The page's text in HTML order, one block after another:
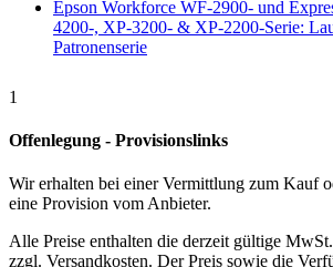
Epson Workforce WF-2900- und
4200-, XP-3200- & XP-2200-Serie:
Patronenserie
1
Offenlegung - Provisionslinks
Wir erhalten bei einer Vermittlung zum Kauf
eine Provision vom Anbieter.
Alle Preise enthalten die derzeit gültige
zzgl. Versandkosten. Der Preis sowie die